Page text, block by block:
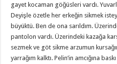
gayet kocaman göğüsleri vardı.
Deyişle özetle her erkeğin sikmek
büyüktü. Ben de ona sarıldım.
pantolon vardı. Üzerindeki kazağa
sezmek ve göt sikme arzumun
yarrağım kalktı. Pelin’in amcığına